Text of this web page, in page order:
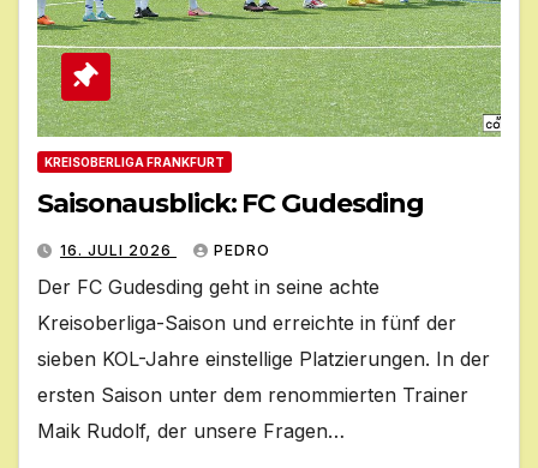
KREISOBERLIGA FRANKFURT
Saisonausblick: FC Gudesding
16. JULI 2026 PEDRO
Der FC Gudesding geht in seine achte
Kreisoberliga-Saison und erreichte in fünf der
sieben KOL-Jahre einstellige Platzierungen. In der
ersten Saison unter dem renommierten Trainer
Maik Rudolf, der unsere Fragen…